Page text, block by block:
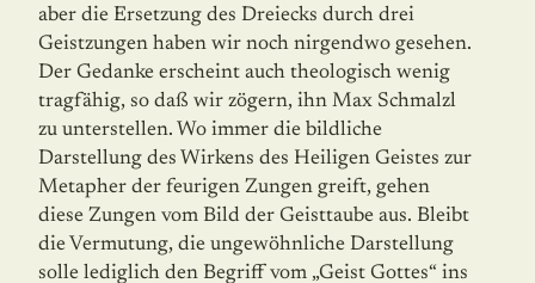
aber die Ersetzung des Dreiecks durch drei
Geistzungen haben wir noch nirgendwo gesehen.
Der Gedanke erscheint auch theologisch wenig
tragfähig, so daß wir zögern, ihn Max Schmalzl
zu unterstellen. Wo immer die bildliche
Darstellung des Wirkens des Heiligen Geistes zur
Metapher der feurigen Zungen greift, gehen
diese Zungen vom Bild der Geisttaube aus. Bleibt
die Vermutung, die ungewöhnliche Darstellung
solle lediglich den Begriff vom „Geist Gottes“ ins